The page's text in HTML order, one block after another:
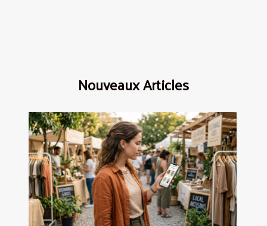
Nouveaux Articles